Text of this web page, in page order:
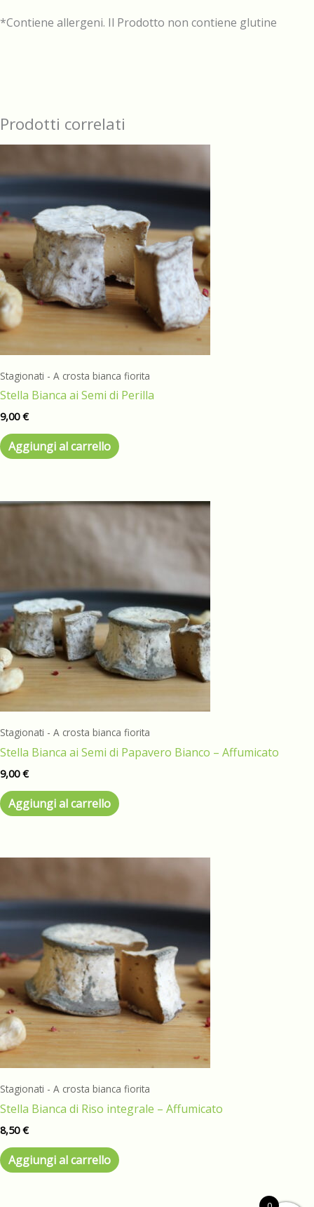
*Contiene allergeni. Il Prodotto non contiene glutine
Prodotti correlati
Stagionati - A crosta bianca fiorita
Stella Bianca ai Semi di Perilla
9,00€
Aggiungi al carrello
Stagionati - A crosta bianca fiorita
Stella Bianca ai Semi di Papavero Bianco – Affumicato
9,00€
Aggiungi al carrello
Stagionati - A crosta bianca fiorita
Stella Bianca di Riso integrale – Affumicato
8,50€
Aggiungi al carrello